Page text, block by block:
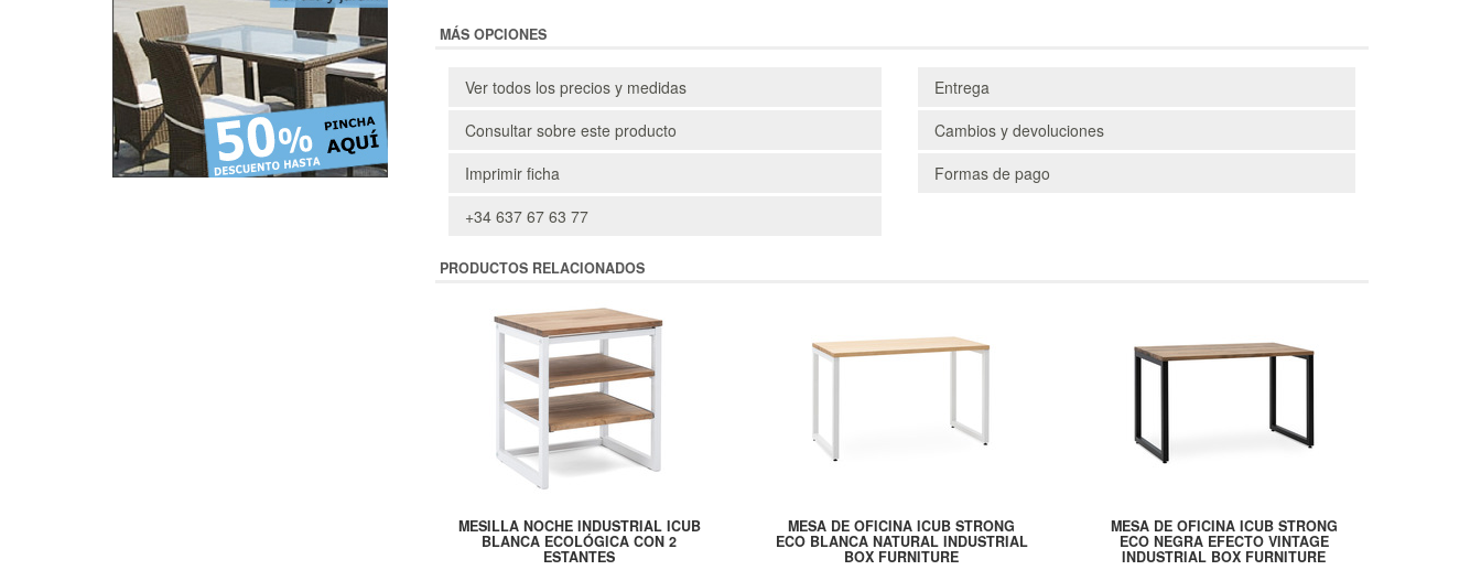
MÁS OPCIONES
Ver todos los precios y medidas
Consultar sobre este producto
Imprimir ficha
+34 637 67 63 77
Entrega
Cambios y devoluciones
Formas de pago
PRODUCTOS RELACIONADOS
MESILLA NOCHE INDUSTRIAL ICUB
BLANCA ECOLÓGICA CON 2
ESTANTES
MESA DE OFICINA ICUB STRONG
ECO BLANCA NATURAL INDUSTRIAL
BOX FURNITURE
MESA DE OFICINA ICUB STRONG
ECO NEGRA EFECTO VINTAGE
INDUSTRIAL BOX FURNITURE